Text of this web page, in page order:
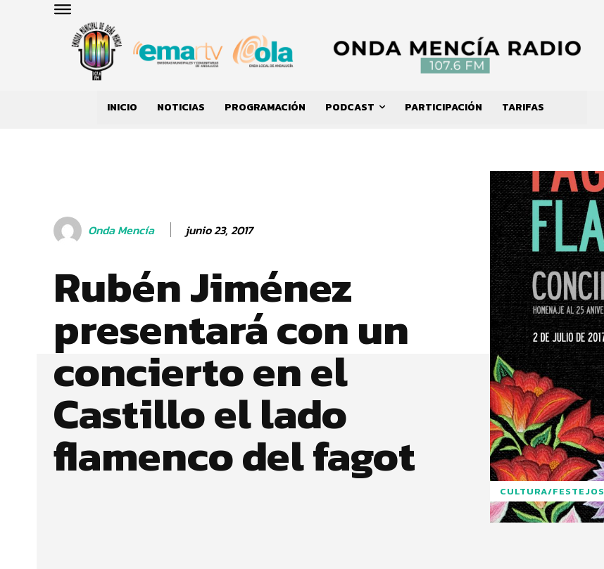
INICIO NOTICIAS PROGRAMACIÓN PODCAST PARTICIPACIÓN TARIFAS
Onda Mencía junio 23, 2017
Rubén Jiménez
presentará con un
concierto en el
Castillo el lado
flamenco del fagot
CULTURA/FESTEJOS